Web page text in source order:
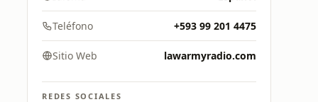
Teléfono +593 99 201 4475
Sitio Web lawarmyradio.com
REDES SOCIALES